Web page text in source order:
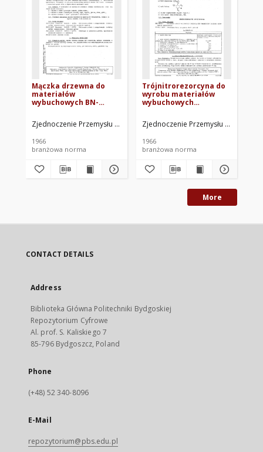
Mączka drzewna do
materiałów
wybuchowych BN-
Zjednoczenie Przemysłu Organicznego i Tworzyw Sztucznych "Erg".
1966
branżowa norma
Trójnitrorezorcyna do
wyrobu materiałów
wybuchowych
66/6099-04
Zjednoczenie Przemysłu
1966
branżowa norma
More
CONTACT DETAILS
Address
Biblioteka Główna Politechniki Bydgoskiej
Repozytorium Cyfrowe
Al. prof. S. Kaliskiego 7
85-796 Bydgoszcz, Poland
Phone
(+48) 52 340-8096
E-Mail
repozytorium@pbs.edu.pl